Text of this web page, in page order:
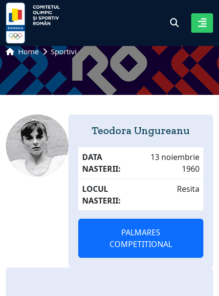
Home Sportivi
Teodora Ungureanu
DATA
NASTERII:
13 noiembrie
1960
LOCUL
NASTERII:
Resita
PALMARES
COMPETITIONAL